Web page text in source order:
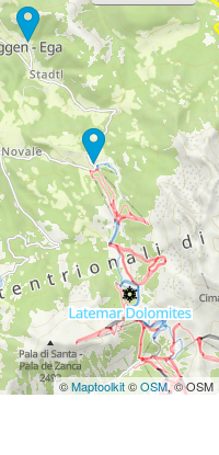
©Maptoolkit©OSM, © OSM